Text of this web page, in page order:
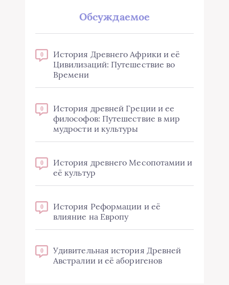
Обсуждаемое
0
История Древнего Африки и её
Цивилизаций: Путешествие во
Времени
0
История древней Греции и ее
философов: Путешествие в мир
мудрости и культуры
0
История древнего Месопотамии и
её культур
0
История Реформации и её
влияние на Европу
0
Удивительная история Древней
Австралии и её аборигенов